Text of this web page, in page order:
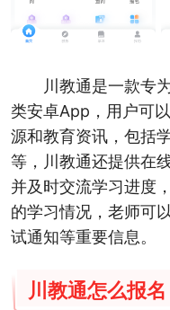
川教通是一款专
类安卓App，用户可
源和教育资讯，包括
等，川教通还提供在
并及时交流学习进度
的学习情况，老师可
试通知等重要信息。
川教通怎么报名